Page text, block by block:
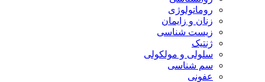
روماتولوژی
زنان و زایمان
زیست شناسی
ژنتیک
سلولی و مولکولی
سم شناسی
عفونی